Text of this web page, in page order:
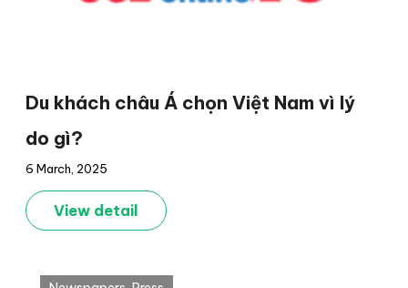
Du khách châu Á chọn Việt Nam vì lý
do gì?
6 March, 2025
View detail